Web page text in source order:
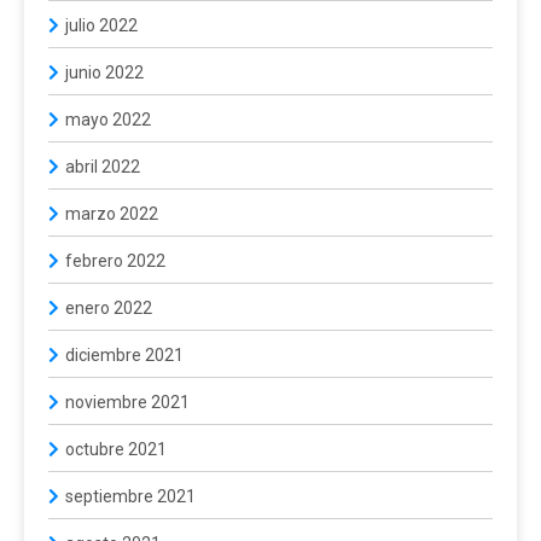
julio 2022
junio 2022
mayo 2022
abril 2022
marzo 2022
febrero 2022
enero 2022
diciembre 2021
noviembre 2021
octubre 2021
septiembre 2021